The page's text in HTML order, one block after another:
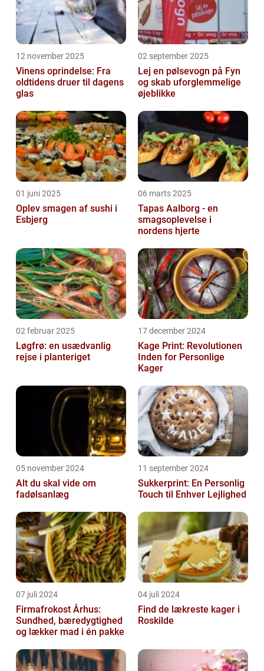
12 november 2025
Vinens oprindelse: Fra
oldtidens druer til dagens
glas
02 september 2025
Lej en pølsevogn på Fyn
og skab uforglemmelige
øjeblikke
01 juni 2025
Oplev smagen af sushi i
Esbjerg
06 marts 2025
Tapas Aalborg - en
smagsoplevelse i
nordens hjerte
02 februar 2025
Løgfrø: en usædvanlig
rejse i planteriget
17 december 2024
Kage Print: Revolutionen
Inden for Personlige
Kager
05 november 2024
Alt du skal vide om
fadølsanlæg
11 september 2024
Sukkerprint: En Personlig
Touch til Enhver Lejlighed
07 juli 2024
Firmafrokost Århus:
Sundhed, bæredygtighed
og lækker mad i én pakke
04 juli 2024
Find de lækreste kager i
Roskilde